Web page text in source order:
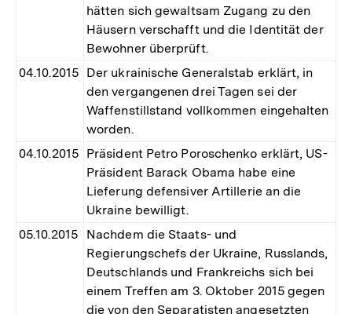
hätten sich gewaltsam Zugang zu den
Häusern verschafft und die Identität der
Bewohner überprüft.
04.10.2015 Der ukrainische Generalstab erklärt, in
den vergangenen drei Tagen sei der
Waffenstillstand vollkommen eingehalten
worden.
04.10.2015 Präsident Petro Poroschenko erklärt, US-
Präsident Barack Obama habe eine
Lieferung defensiver Artillerie an die
Ukraine bewilligt.
05.10.2015
Nachdem die Staats- und
Regierungschefs der Ukraine, Russlands,
Deutschlands und Frankreichs sich bei
einem Treffen am 3. Oktober 2015 gegen
die von den Separatisten angesetzten